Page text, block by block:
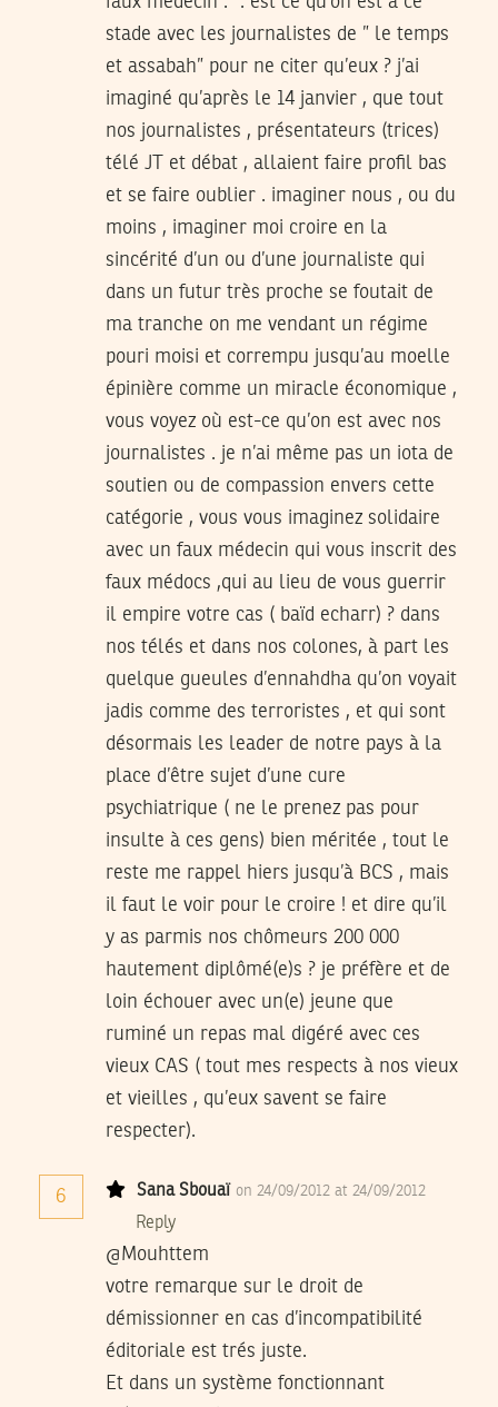
stade avec les journalistes de ” le temps
et assabah” pour ne citer qu’eux ? j’ai
imaginé qu’après le 14 janvier , que tout
nos journalistes , présentateurs (trices)
télé JT et débat , allaient faire profil bas
et se faire oublier . imaginer nous , ou du
moins , imaginer moi croire en la
sincérité d’un ou d’une journaliste qui
dans un futur très proche se foutait de
ma tranche on me vendant un régime
pouri moisi et corrempu jusqu’au moelle
épinière comme un miracle économique ,
vous voyez où est-ce qu’on est avec nos
journalistes . je n’ai même pas un iota de
soutien ou de compassion envers cette
catégorie , vous vous imaginez solidaire
avec un faux médecin qui vous inscrit des
faux médocs ,qui au lieu de vous guerrir
il empire votre cas ( baïd echarr) ? dans
nos télés et dans nos colones, à part les
quelque gueules d’ennahdha qu’on voyait
jadis comme des terroristes , et qui sont
désormais les leader de notre pays à la
place d’être sujet d’une cure
psychiatrique ( ne le prenez pas pour
insulte à ces gens) bien méritée , tout le
reste me rappel hiers jusqu’à BCS , mais
il faut le voir pour le croire ! et dire qu’il
y as parmis nos chômeurs 200 000
hautement diplômé(e)s ? je préfère et de
loin échouer avec un(e) jeune que
ruminé un repas mal digéré avec ces
vieux CAS ( tout mes respects à nos vieux
et vieilles , qu’eux savent se faire
respecter).
6 Sana Sbouaï on 24/09/2012 at 24/09/2012
Reply
@Mouhttem
votre remarque sur le droit de
démissionner en cas d’incompatibilité
éditoriale est trés juste.
Et dans un système fonctionnant